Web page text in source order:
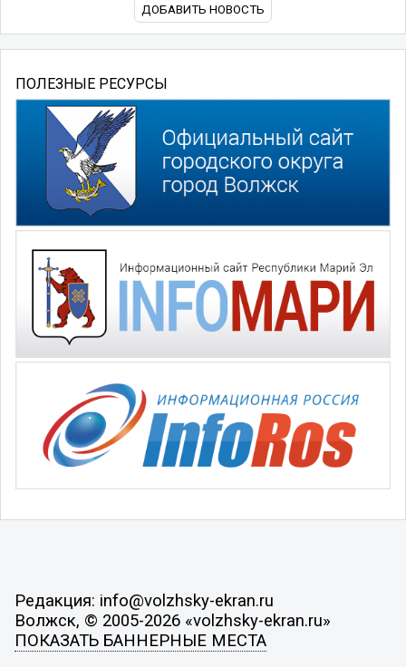
ДОБАВИТЬ НОВОСТЬ
ПОЛЕЗНЫЕ РЕСУРСЫ
Редакция: info@volzhsky-ekran.ru
Волжск, © 2005-2026 «volzhsky-ekran.ru»
ПОКАЗАТЬ БАННЕРНЫЕ МЕСТА